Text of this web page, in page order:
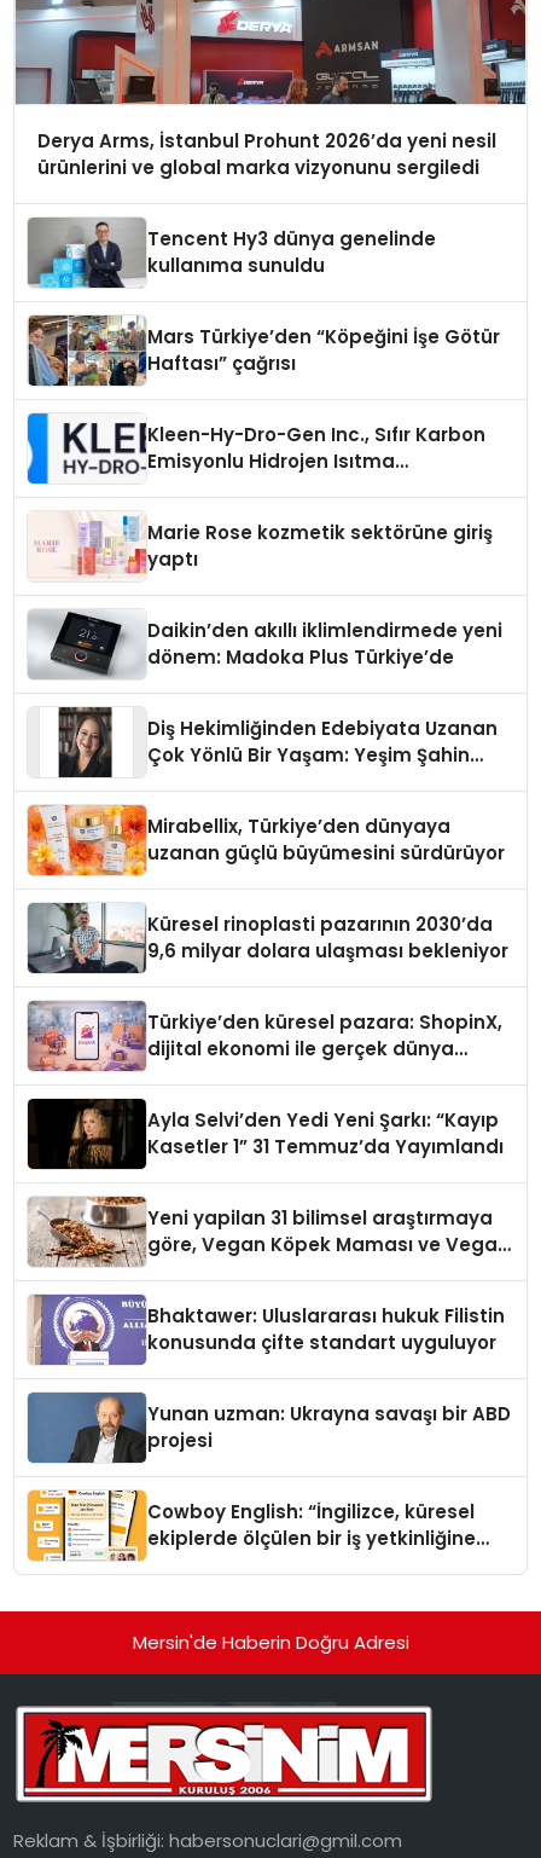
Derya Arms, İstanbul Prohunt 2026’da yeni nesil
ürünlerini ve global marka vizyonunu sergiledi
Tencent Hy3 dünya genelinde
kullanıma sunuldu
Mars Türkiye’den “Köpeğini İşe Götür
Haftası” çağrısı
Kleen-Hy-Dro-Gen Inc., Sıfır Karbon
Emisyonlu Hidrojen Isıtma
Marie Rose kozmetik sektörüne giriş
yaptı
Daikin’den akıllı iklimlendirmede yeni
dönem: Madoka Plus Türkiye’de
Diş Hekimliğinden Edebiyata Uzanan
Çok Yönlü Bir Yaşam: Yeşim Şahin
Mirabellix, Türkiye’den dünyaya
uzanan güçlü büyümesini sürdürüyor
Küresel rinoplasti pazarının 2030’da
9,6 milyar dolara ulaşması bekleniyor
Türkiye’den küresel pazara: ShopinX,
dijital ekonomi ile gerçek dünya
Ayla Selvi’den Yedi Yeni Şarkı: “Kayıp
Kasetler 1” 31 Temmuz’da Yayımlandı
Yeni yapilan 31 bilimsel araştırmaya
göre, Vegan Köpek Maması ve Vegan
Bhaktawer: Uluslararası hukuk Filistin
konusunda çifte standart uyguluyor
Yunan uzman: Ukrayna savaşı bir ABD
projesi
Cowboy English: “İngilizce, küresel
ekiplerde ölçülen bir iş yetkinliğine
Mersin'de Haberin Doğru Adresi
Reklam & İşbirliği:habersonuclari@gmil.com